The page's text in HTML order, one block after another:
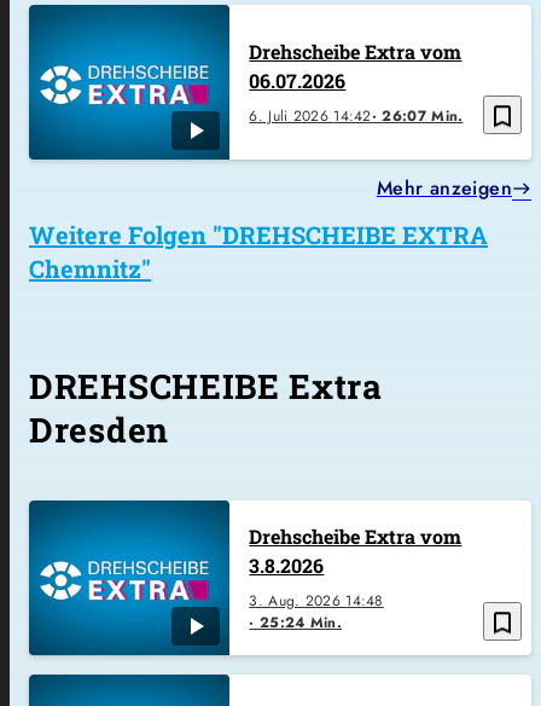
bookmark_border
6. Juli 2026 14:42 26:07 Min.
Drehscheibe Extra vom
06.07.2026
Mehr anzeigen
Weitere Folgen "DREHSCHEIBE EXTRA
Chemnitz"
DREHSCHEIBE Extra
Dresden
bookmark_border
3. Aug. 2026 14:48
25:24 Min.
Drehscheibe Extra vom
3.8.2026